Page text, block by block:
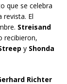
que se celebra
El
Streisand
recibieron,
y Shonda
Richter